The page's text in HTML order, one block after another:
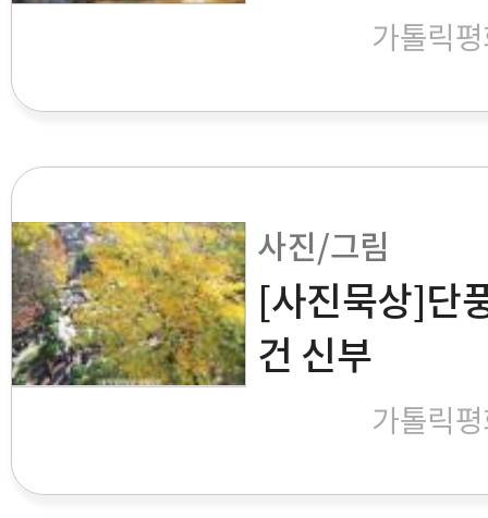
가톨릭
사진/그림
[사진묵상]단
건 신부
가톨릭